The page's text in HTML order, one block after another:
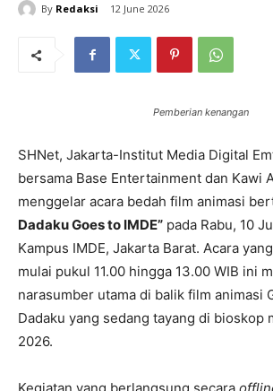
By Redaksi 12 June 2026
Pemberian kenangan
SHNet, Jakarta-Institut Media Digital
bersama Base Entertainment dan Kawi
menggelar acara bedah film animasi
Dadaku Goes to IMDE” pada Rabu, 10
Kampus IMDE, Jakarta Barat. Acara
mulai pukul 11.00 hingga 13.00 WIB ini
narasumber utama di balik film animasi
Dadaku yang sedang tayang di bioskop
2026.